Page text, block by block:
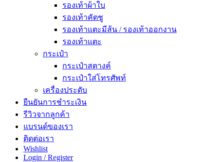
รองเท้าผ้าใบ
รองเท้าคัตชู
รองเท้าแตะมีส้น / รองเท้าออกงาน
รองเท้าแตะ
กระเป๋า
กระเป๋าสตางค์
กระเป๋าใส่โทรศัพท์
เครื่องประดับ
ยืนยันการชำระเงิน
รีวิวจากลูกค้า
แบรนด์ของเรา
ติดต่อเรา
Wishlist
Login / Register